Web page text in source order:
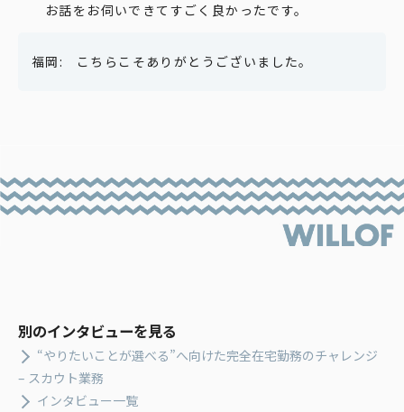
お話をお伺いできてすごく良かったです。
こちらこそありがとうございました。
別のインタビューを見る
“やりたいことが選べる”へ向けた完全在宅勤務のチャレンジ
– スカウト業務
インタビュー一覧